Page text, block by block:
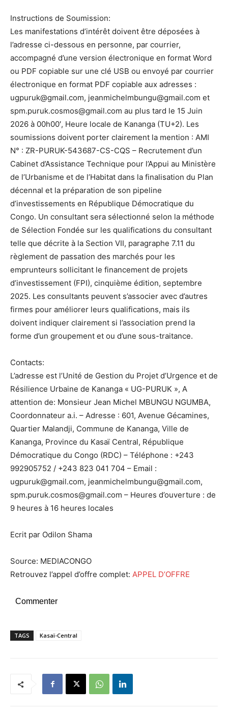
Instructions de Soumission:
Les manifestations d’intérêt doivent être déposées à
l’adresse ci-dessous en personne, par courrier,
accompagné d’une version électronique en format Word
ou PDF copiable sur une clé USB ou envoyé par courrier
électronique en format PDF copiable aux adresses :
ugpuruk@gmail.com, jeanmichelmbungu@gmail.com et
spm.puruk.cosmos@gmail.com au plus tard le 15 Juin
2026 à 00h00′, Heure locale de Kananga (TU+2). Les
soumissions doivent porter clairement la mention : AMI
N° : ZR-PURUK-543687-CS-CQS – Recrutement d’un
Cabinet d’Assistance Technique pour l’Appui au Ministère
de l’Urbanisme et de l’Habitat dans la finalisation du Plan
décennal et la préparation de son pipeline
d’investissements en République Démocratique du
Congo. Un consultant sera sélectionné selon la méthode
de Sélection Fondée sur les qualifications du consultant
telle que décrite à la Section VII, paragraphe 7.11 du
règlement de passation des marchés pour les
emprunteurs sollicitant le financement de projets
d’investissement (FPI), cinquième édition, septembre
2025. Les consultants peuvent s’associer avec d’autres
firmes pour améliorer leurs qualifications, mais ils
doivent indiquer clairement si l’association prend la
forme d’un groupement et ou d’une sous-traitance.
Contacts:
L’adresse est l’Unité de Gestion du Projet d’Urgence et de
Résilience Urbaine de Kananga « UG-PURUK », A
attention de: Monsieur Jean Michel MBUNGU NGUMBA,
Coordonnateur a.i. – Adresse : 601, Avenue Gécamines,
Quartier Malandji, Commune de Kananga, Ville de
Kananga, Province du Kasaï Central, République
Démocratique du Congo (RDC) – Téléphone : +243
992905752 / +243 823 041 704 – Email :
ugpuruk@gmail.com, jeanmichelmbungu@gmail.com,
spm.puruk.cosmos@gmail.com – Heures d’ouverture : de
9 heures à 16 heures locales
Ecrit par Odilon Shama
Source: MEDIACONGO
Retrouvez l’appel d’offre complet: APPEL D’OFFRE
Commenter
TAGS Kasaï-Central